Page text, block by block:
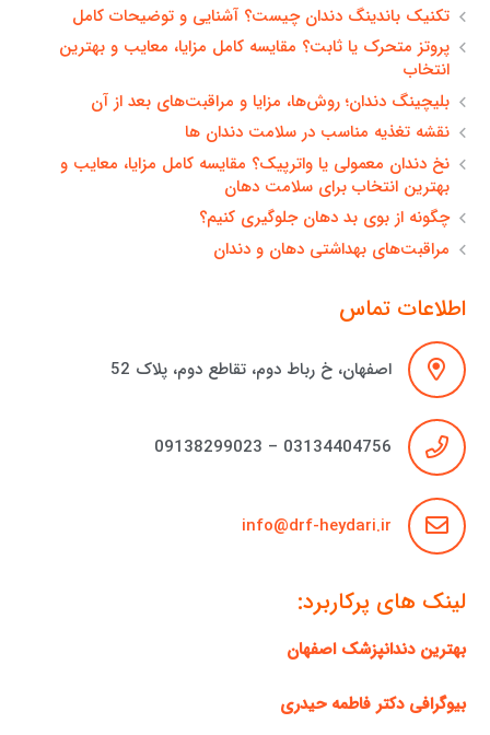
تکنیک باندینگ دندان چیست؟ آشنایی و توضیحات کامل
پروتز متحرک یا ثابت؟ مقایسه کامل مزایا، معایب و بهترین
انتخاب
بلیچینگ دندان؛ روش‌ها، مزایا و مراقبت‌های بعد از آن
نقشه تغذیه مناسب در سلامت دندان ها
نخ دندان معمولی یا واترپیک؟ مقایسه کامل مزایا، معایب و
بهترین انتخاب برای سلامت دهان
چگونه از بوی بد دهان جلوگیری کنیم؟
مراقبت‌های بهداشتی دهان و دندان
اطلاعات تماس
اصفهان، خ رباط دوم، تقاطع دوم، پلاک 52
03134404756 – 09138299023
info@drf-heydari.ir
لینک های پرکاربرد:
بهترین دندانپزشک اصفهان
بیوگرافی دکتر فاطمه حیدری